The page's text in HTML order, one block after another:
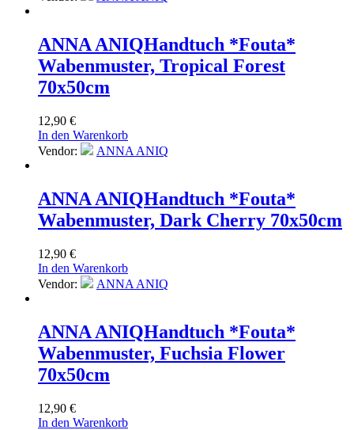
ANNA ANIQHandtuch *Fouta*
Wabenmuster, Tropical Forest
70x50cm
12,90 €
In den Warenkorb
Vendor:
ANNA ANIQ
ANNA ANIQHandtuch *Fouta*
Wabenmuster, Dark Cherry 70x50cm
12,90 €
In den Warenkorb
Vendor:
ANNA ANIQ
ANNA ANIQHandtuch *Fouta*
Wabenmuster, Fuchsia Flower
70x50cm
12,90 €
In den Warenkorb